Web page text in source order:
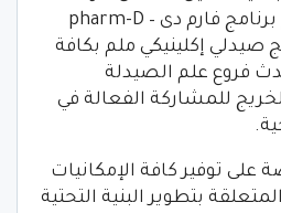
أن كلية الصيدلة تقدم برنامج فارم دى – pharm-D
صيدلي إكلينيكي ملم بكافة
فروع علم الصيدلة
للمشاركة الفعالة في
على توفير كافة الإمكانيات
بتطوير البنية التحتية